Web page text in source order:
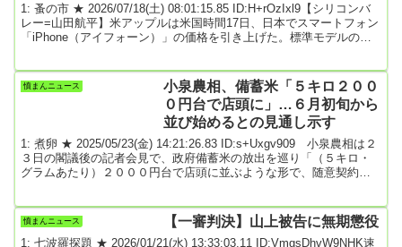
1: 蚤の市 ★ 2026/07/18(土) 08:01:15.85 ID:H+rOzIxl9【シリコンバ
レー=山田航平】米アップルは米国時間17日、日本でスマートフォン
「iPhone（アイフォーン）」の価格を引き上げた。標準モデルの最
のは、2022年7月以来、約4年ぶり。主力市場の米国では値上げして
おらず、外国為替市場で1ドル=162円台と1年で10円以上、...(以...
憤まんニュース
小泉農相、備蓄米「５キロ２００
０円台で店頭に」…６月初旬から
並び始めるとの見通し示す
1: 煮卵 ★ 2025/05/23(金) 14:21:26.83 ID:s+Uxgv909 小泉農相は２
３日の閣議後の記者会見で、政府備蓄米の放出を巡り「（５キロ・
グラムあたり）２０００円台で店頭に並ぶような形で、随意契約で
を発表する方針だ。コメの価格引き下げを巡っては、石破首相が２
１日の党首討論で「コメは３０００円台でなければならない。一日
でも早くその価格を実現する」と説明...
憤まんニュース 【一審判決】山上被告に無期懲役
1: 七波羅探題 ★ 2026/01/21(水) 13:33:03.11 ID:VmgsDhvW9NHK速